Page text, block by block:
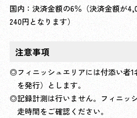
国内：決済金額の6％（決済金額が
240円となります）
注意事項
◎フィニッシュエリアには付添い者1
を発行）とします。
◎記録計測は行いません。フィニッ
走時間をご確認ください。